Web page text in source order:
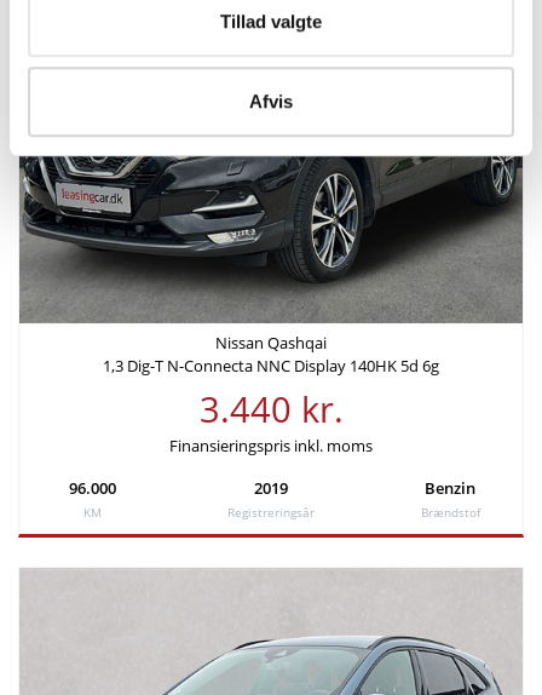
Tillad valgte
Afvis
Leveringsomkostninger (inkl.)
4.620 kr.
Finansiering
4.170 kr
Udbetaling
85.470 kr
4,58%
Løbetid
60 mdr. 199.430 kr.
9,72%
Nissan Qashqai
1,3 Dig-T N-Connecta NNC Display 140HK 5d 6g
3.440 kr.
Finansieringspris inkl. moms
96.000
KM
2019
Registreringsår
Benzin
Brændstof